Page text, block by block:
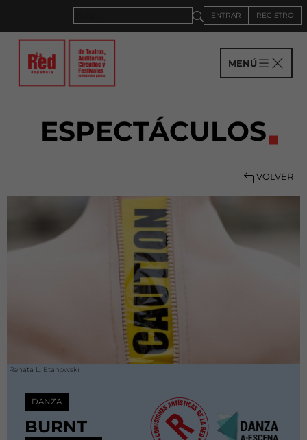
ENTRAR REGISTRO
MENÚ
ESPECTÁCULOS
VOLVER
Renata L. Etanowski
DANZA
BURNT